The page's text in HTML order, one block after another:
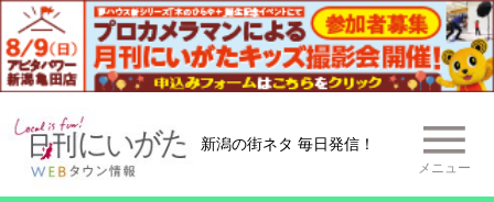
新潟の街ネタ 毎日発信！
メニュー